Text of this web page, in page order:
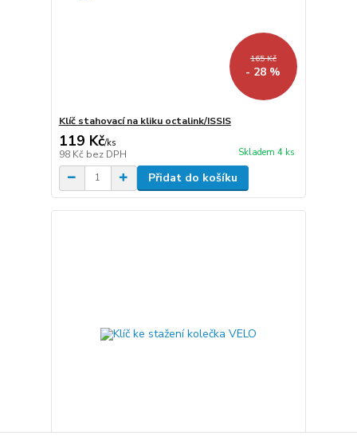
165 Kč
- 28 %
Klíč stahovací na kliku octalink/ISSIS
119 Kč/ks
98 Kč bez DPH Skladem 4 ks
Přidat do košíku